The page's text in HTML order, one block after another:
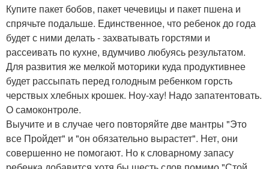
Купите пакет бобов, пакет чечевицы и пакет пшена и
спрячьте подальше. Единственное, что ребенок до года
будет с ними делать - захватывать горстями и
рассеивать по кухне, вдумчиво любуясь результатом.
Для развития же мелкой моторики куда продуктивнее
будет рассыпать перед голодным ребенком горсть
черствых хлебных крошек. Ноу-хау! Надо запатентовать.
О самоконтроле.
Выучите и в случае чего повторяйте две мантры "Это
все Пройдет" и "он обязательно вырастет". Нет, они
совершенно не помогают. Но к словарному запасу